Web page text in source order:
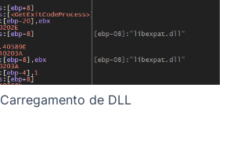
Carregamento de DLL